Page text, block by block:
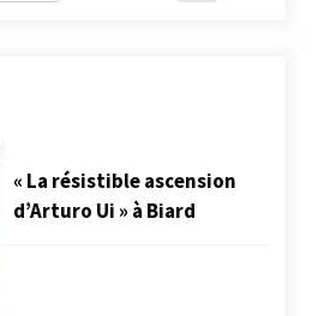
« La résistible ascension
d’Arturo Ui » à Biard